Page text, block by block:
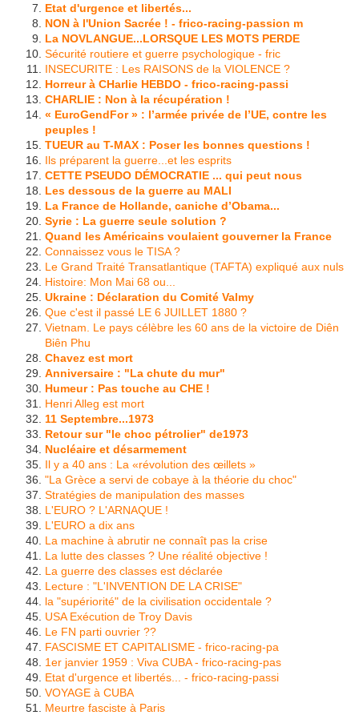
Etat d'urgence et libertés...
NON à l'Union Sacrée ! - frico-racing-passion m
La NOVLANGUE...LORSQUE LES MOTS PERDE
Sécurité routiere et guerre psychologique - fric
INSECURITE : Les RAISONS de la VIOLENCE ?
Horreur à CHarlie HEBDO - frico-racing-passi
CHARLIE : Non à la récupération !
« EuroGendFor » : l’armée privée de l’UE, contre les
peuples !
TUEUR au T-MAX : Poser les bonnes questions !
Ils préparent la guerre...et les esprits
CETTE PSEUDO DÉMOCRATIE ... qui peut nous
Les dessous de la guerre au MALI
La France de Hollande, caniche d’Obama...
Syrie : La guerre seule solution ?
Quand les Américains voulaient gouverner la France
Connaissez vous le TISA ?
Le Grand Traité Transatlantique (TAFTA) expliqué aux nuls
Histoire: Mon Mai 68 ou...
Ukraine : Déclaration du Comité Valmy
Que c'est il passé LE 6 JUILLET 1880 ?
Vietnam. Le pays célèbre les 60 ans de la victoire de Diên
Biên Phu
Chavez est mort
Anniversaire : "La chute du mur"
Humeur : Pas touche au CHE !
Henri Alleg est mort
11 Septembre...1973
Retour sur "le choc pétrolier" de1973
Nucléaire et désarmement
Il y a 40 ans : La «révolution des œillets »
"La Grèce a servi de cobaye à la théorie du choc"
Stratégies de manipulation des masses
L'EURO ? L'ARNAQUE !
L'EURO a dix ans
La machine à abrutir ne connaît pas la crise
La lutte des classes ? Une réalité objective !
La guerre des classes est déclarée
Lecture : "L'INVENTION DE LA CRISE"
la "supériorité" de la civilisation occidentale ?
USA Exécution de Troy Davis
Le FN parti ouvrier ??
FASCISME ET CAPITALISME - frico-racing-pa
1er janvier 1959 : Viva CUBA - frico-racing-pas
Etat d'urgence et libertés... - frico-racing-passi
VOYAGE à CUBA
Meurtre fasciste à Paris